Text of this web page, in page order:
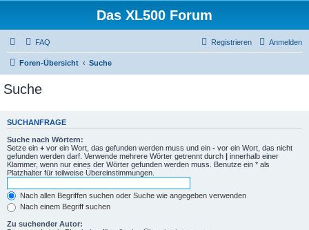
Das XL500 Forum
FAQ Anmelden
Registrieren
Foren-Übersicht Suche
Suche
SUCHANFRAGE
Suche nach Wörtern:
Setze ein + vor ein Wort, das gefunden werden muss und ein - vor ein Wort, das nicht
gefunden werden darf. Verwende mehrere Wörter getrennt durch | innerhalb einer
Klammer, wenn nur eines der Wörter gefunden werden muss. Benutze ein * als
Platzhalter für teilweise Übereinstimmungen.
Nach allen Begriffen suchen oder Suche wie angegeben verwenden
Nach einem Begriff suchen
Zu suchender Autor: